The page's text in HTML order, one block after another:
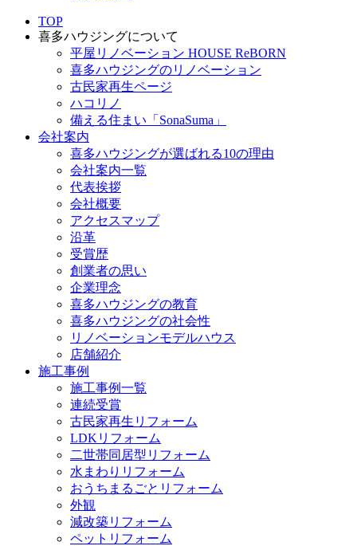
TOP
喜多ハウジングについて
平屋リノベーション HOUSE ReBORN
喜多ハウジングのリノベーション
古民家再生ページ
ハコリノ
備える住まい「SonaSuma」
会社案内
喜多ハウジングが選ばれる10の理由
会社案内一覧
代表挨拶
会社概要
アクセスマップ
沿革
受賞歴
創業者の思い
企業理念
喜多ハウジングの教育
喜多ハウジングの社会性
リノベーションモデルハウス
店舗紹介
施工事例
施工事例一覧
連続受賞
古民家再生リフォーム
LDKリフォーム
二世帯同居型リフォーム
水まわりリフォーム
おうちまるごとリフォーム
外観
減改築リフォーム
ペットリフォーム